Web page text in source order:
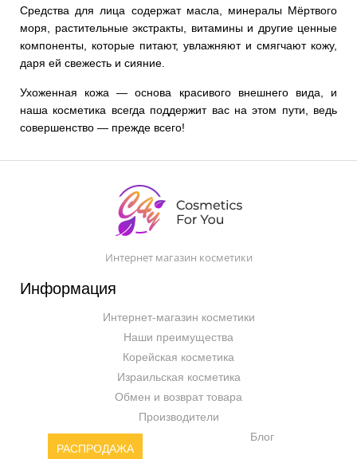
Средства для лица содержат масла, минералы Мёртвого
моря, растительные экстракты, витамины и другие ценные
компоненты, которые питают, увлажняют и смягчают кожу,
даря ей свежесть и сияние.
Ухоженная кожа — основа красивого внешнего вида, и
наша косметика всегда поддержит вас на этом пути, ведь
совершенство — прежде всего!
Интернет магазин косметики
Информация
Интернет-магазин косметики
Наши преимущества
Корейская косметика
Израильская косметика
Обмен и возврат товара
Производители
РАСПРОДАЖА
Блог